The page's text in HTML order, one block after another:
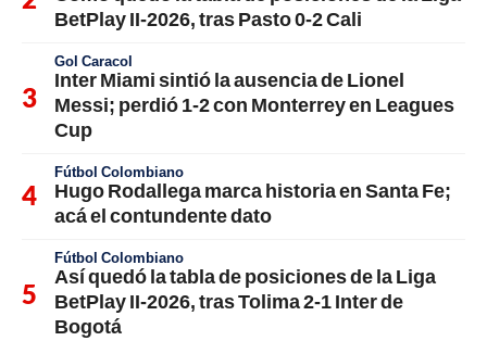
BetPlay II-2026, tras Pasto 0-2 Cali
Gol Caracol
Inter Miami sintió la ausencia de Lionel
Messi; perdió 1-2 con Monterrey en Leagues
Cup
Fútbol Colombiano
Hugo Rodallega marca historia en Santa Fe;
acá el contundente dato
Fútbol Colombiano
Así quedó la tabla de posiciones de la Liga
BetPlay II-2026, tras Tolima 2-1 Inter de
Bogotá